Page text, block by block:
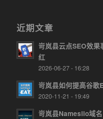
近期文章
岢岚县云点SEO效果
红
2026-06-27 - 16:28
岢岚县如何提高谷歌
2020-11-21 - 19:49
岢岚县Namesilo域